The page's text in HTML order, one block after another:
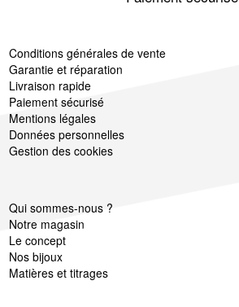
Conditions générales de vente
Garantie et réparation
Livraison rapide
Paiement sécurisé
Mentions légales
Données personnelles
Gestion des cookies
Qui sommes-nous ?
Notre magasin
Le concept
Nos bijoux
Matières et titrages